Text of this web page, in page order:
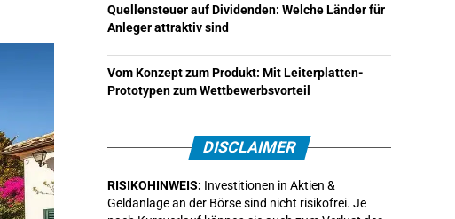
Quellensteuer auf Dividenden: Welche Länder für
Anleger attraktiv sind
Vom Konzept zum Produkt: Mit Leiterplatten-
Prototypen zum Wettbewerbsvorteil
DISCLAIMER
RISIKOHINWEIS: Investitionen in Aktien &
Geldanlage an der Börse sind nicht risikofrei. Je